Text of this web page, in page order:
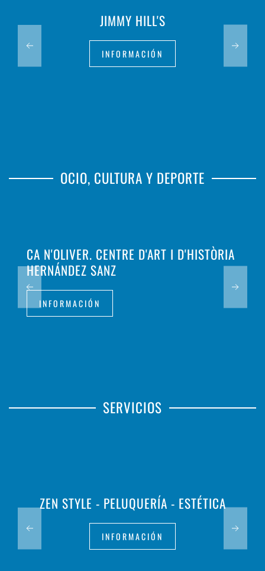
JIMMY HILL'S
INFORMACIÓN
OCIO, CULTURA Y DEPORTE
CA N'OLIVER. CENTRE D'ART I D'HISTÒRIA
HERNÁNDEZ SANZ
INFORMACIÓN
SERVICIOS
ZEN STYLE - PELUQUERÍA - ESTÉTICA
INFORMACIÓN